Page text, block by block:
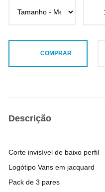
COMPRAR
Descrição
Corte invisível de baixo perfil
Logótipo Vans em jacquard
Pack de 3 pares